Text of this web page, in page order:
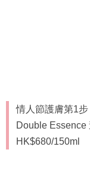
情人節護膚第1
Double Essence
HK$680/150ml